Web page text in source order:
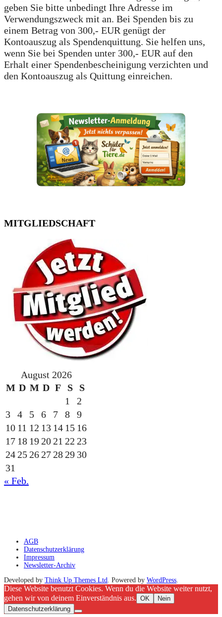
geben Sie bitte unbedingt Ihre Adresse im
Verwendungszweck mit an. Bei Spenden bis zu
einem Betrag von 300,- EUR genügt der
Kontoauszug als Spendenquittung. Sie helfen uns,
wenn Sie bei Spenden unter 300,- EUR auf den
Erhalt einer Spendenbescheinigung verzichten und
den Kontoauszug als Quittung einreichen.
MITGLIEDSCHAFT
August 2026
M D M D F S
S
1
2
3
4 5 6 7 8
9
10 11 12 13 14 15 16
17 18 19 20 21 22 23
24 25 26 27 28 29 30
31
« Feb.
AGB
Datenschutzerklärung
Impressum
Newsletter-Archiv
Developed by Think Up Themes Ltd . Powered by WordPress
Diese Website benutzt Cookies. Wenn du die Website weiter nutzt,
gehen wir von deinem Einverständnis aus. OK
Nein
Datenschutzerklärung